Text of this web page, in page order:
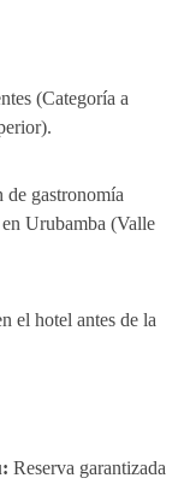
(Categoría a
de gastronomía
en Urubamba (Valle
el hotel antes de la
Reserva garantizada